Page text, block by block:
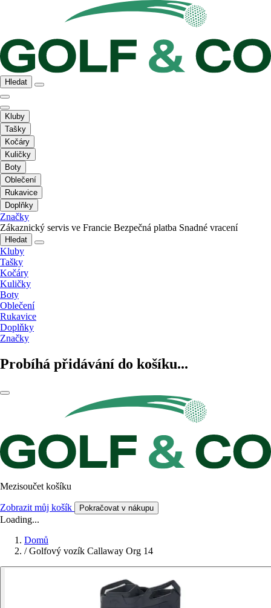
Hledat
Kluby
Tašky
Kočáry
Kuličky
Boty
Oblečení
Rukavice
Doplňky
Značky
Zákaznický servis ve Francie Bezpečná platba Snadné vracení
Hledat
Kluby
Tašky
Kočáry
Kuličky
Boty
Oblečení
Rukavice
Doplňky
Značky
Probíhá přidávání do košíku...
Mezisoučet košíku
Zobrazit můj košík Pokračovat v nákupu
Loading...
Domů
/ Golfový vozík Callaway Org 14